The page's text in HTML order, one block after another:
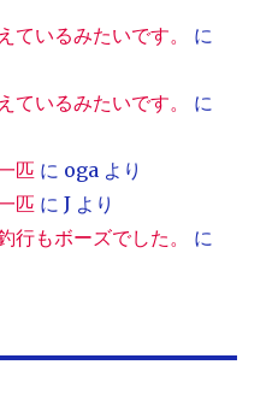
ているみたいです。
に
ているみたいです。
に
匹 に oga より
匹 にJ より
行もボーズでした。
に